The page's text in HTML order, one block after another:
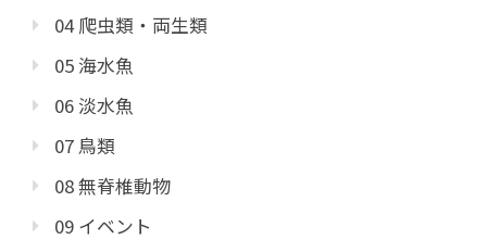
04 爬虫類・両生類
05 海水魚
06 淡水魚
07 鳥類
08 無脊椎動物
09 イベント